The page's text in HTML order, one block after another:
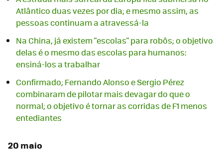
Atlântico duas vezes por dia; e mesmo assim, as
pessoas continuam a atravessá-la
Na China, já existem "escolas" para robôs; o objetivo
delas é o mesmo das escolas para humanos:
ensiná-los a trabalhar
Confirmado; Fernando Alonso e Sergio Pérez
combinaram de pilotar mais devagar do que o
normal; o objetivo é tornar as corridas de F1 menos
entediantes
20 maio